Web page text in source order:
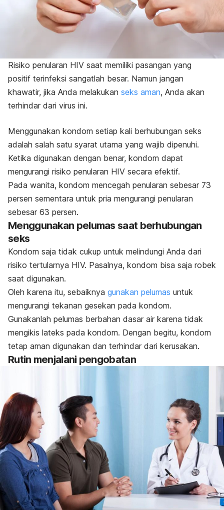
Risiko penularan HIV saat memiliki pasangan yang
positif terinfeksi sangatlah besar. Namun jangan
khawatir, jika Anda melakukan seks aman, Anda akan
terhindar dari virus ini.
Menggunakan kondom setiap kali berhubungan seks
adalah salah satu syarat utama yang wajib dipenuhi.
Ketika digunakan dengan benar, kondom dapat
mengurangi risiko penularan HIV secara efektif.
Pada wanita, kondom mencegah penularan sebesar 73
persen sementara untuk pria mengurangi penularan
sebesar 63 persen.
Menggunakan pelumas saat berhubungan
seks
Kondom saja tidak cukup untuk melindungi Anda dari
risiko tertularnya HIV. Pasalnya, kondom bisa saja robek
saat digunakan.
Oleh karena itu, sebaiknya gunakan pelumas untuk
mengurangi tekanan gesekan pada kondom.
Gunakanlah pelumas berbahan dasar air karena tidak
mengikis lateks pada kondom. Dengan begitu, kondom
tetap aman digunakan dan terhindar dari kerusakan.
Rutin menjalani pengobatan